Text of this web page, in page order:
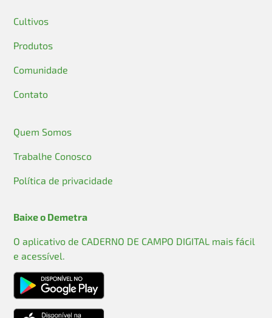
Cultivos
Produtos
Comunidade
Contato
Quem Somos
Trabalhe Conosco
Política de privacidade
Baixe o Demetra
O aplicativo de CADERNO DE CAMPO DIGITAL mais fácil
e acessível.